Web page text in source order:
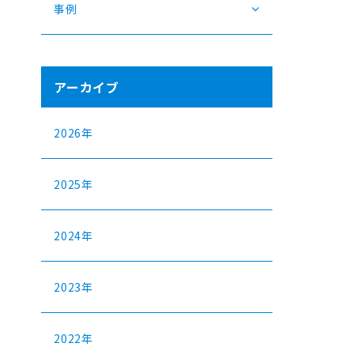
事例
アーカイブ
2026年
2025年
2024年
2023年
2022年